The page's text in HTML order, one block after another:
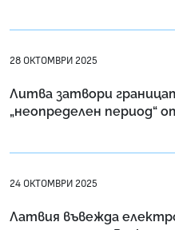
28 ОКТОМВРИ 2025
Литва затвори
„неопределен период“
24 ОКТОМВРИ 2025
Латвия въвежда